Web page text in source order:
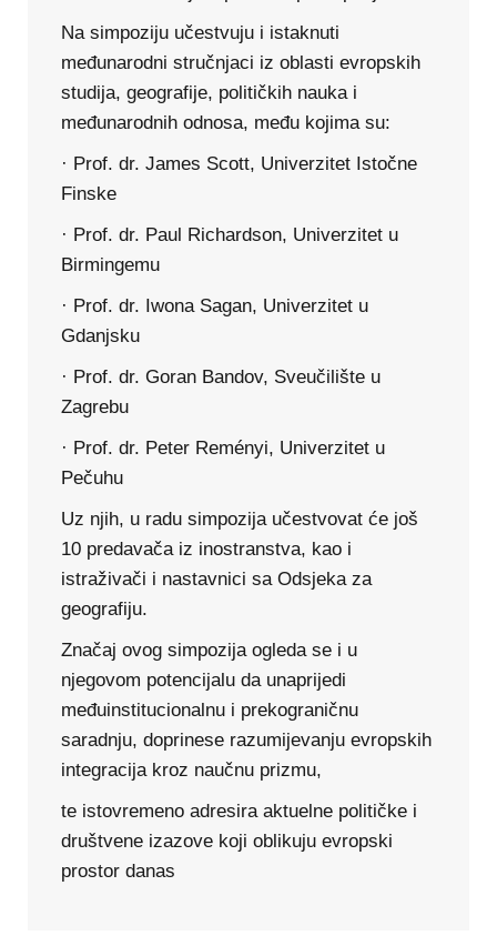
Na simpoziju učestvuju i istaknuti
međunarodni stručnjaci iz oblasti evropskih
studija, geografije, političkih nauka i
međunarodnih odnosa, među kojima su:
· Prof. dr. James Scott, Univerzitet Istočne
Finske
· Prof. dr. Paul Richardson, Univerzitet u
Birmingemu
· Prof. dr. Iwona Sagan, Univerzitet u
Gdanjsku
· Prof. dr. Goran Bandov, Sveučilište u
Zagrebu
· Prof. dr. Peter Reményi, Univerzitet u
Pečuhu
Uz njih, u radu simpozija učestvovat će još
10 predavača iz inostranstva, kao i
istraživači i nastavnici sa Odsjeka za
geografiju.
Značaj ovog simpozija ogleda se i u
njegovom potencijalu da unaprijedi
međuinstitucionalnu i prekograničnu
saradnju, doprinese razumijevanju evropskih
integracija kroz naučnu prizmu,
te istovremeno adresira aktuelne političke i
društvene izazove koji oblikuju evropski
prostor danas